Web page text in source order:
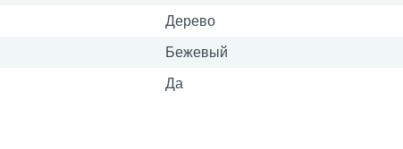
Дерево
Бежевый
Да